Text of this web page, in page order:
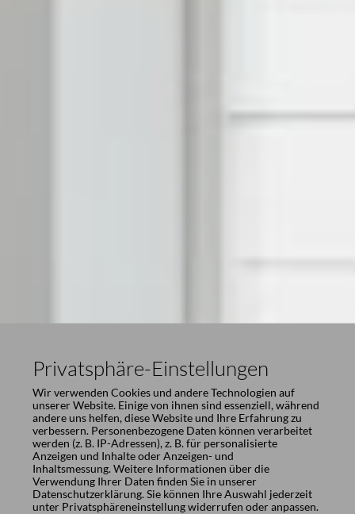
Privatsphäre-Einstellungen
Wir verwenden Cookies und andere Technologien auf
unserer Website. Einige von ihnen sind essenziell, während
andere uns helfen, diese Website und Ihre Erfahrung zu
verbessern. Personenbezogene Daten können verarbeitet
werden (z. B. IP-Adressen), z. B. für personalisierte
Anzeigen und Inhalte oder Anzeigen- und
Inhaltsmessung. Weitere Informationen über die
Verwendung Ihrer Daten finden Sie in unserer
Datenschutzerklärung. Sie können Ihre Auswahl jederzeit
unter Privatsphäreneinstellungwiderrufen oder anpassen.